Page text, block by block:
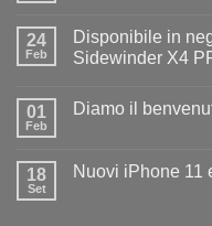
Diamo
il
benvenuto
24
Feb
Disponibile in
Sidewinder X4
su
la
nuovissima
01
Feb
Diamo il
Diamo
18
Set
Nuovi iPhone 11